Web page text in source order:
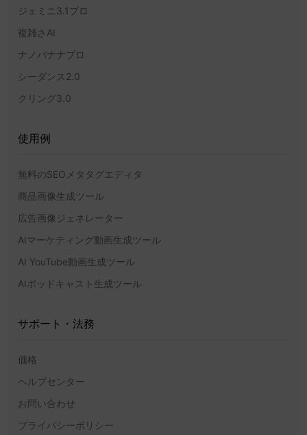
ジェミニ3.1プロ
複雑さAI
ナノバナナプロ
シーダンス2.0
クリング3.0
使用例
無料のSEOメタタグエディタ
商品画像生成ツール
広告画像ジェネレーター
AIマーケティング動画生成ツール
AI YouTube動画生成ツール
AIポッドキャスト生成ツール
サポート・法務
価格
ヘルプセンター
お問い合わせ
プライバシーポリシー